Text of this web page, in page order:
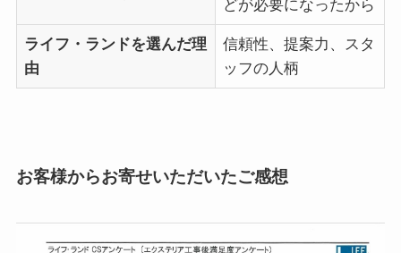
どが必要になったから
ライフ・ランドを選んだ理
由
信頼性、提案力、スタ
ッフの人柄
お客様からお寄せいただいたご感想